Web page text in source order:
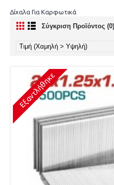
Δίχαλα Για Καρφωτικά
Σύγκριση Προϊόντος (0)
Εξαντλήθηκε